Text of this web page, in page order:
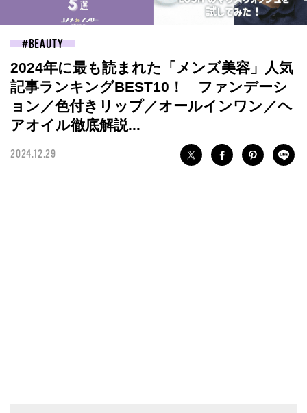
BEAUTY
2024年に最も読まれた「メンズ美容」人気
記事ランキングBEST10！ ファンデーシ
ョン／色付きリップ／オールインワン／ヘ
アオイル徹底解説...
2024.12.29